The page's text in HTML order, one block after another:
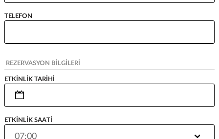
TELEFON
REZERVASYON BİLGİLERİ
ETKİNLİK TARİHİ
ETKİNLİK SAATİ